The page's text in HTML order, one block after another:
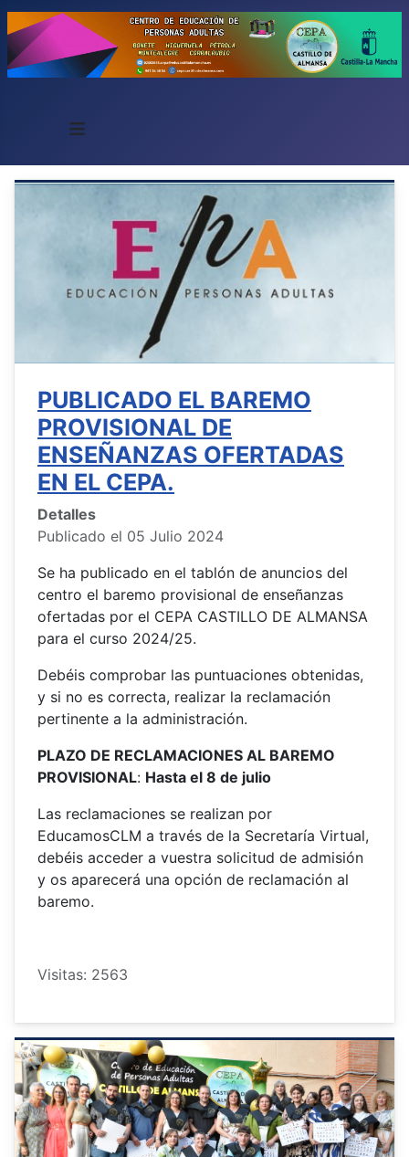
≡
PUBLICADO EL BAREMO
PROVISIONAL DE
ENSEÑANZAS OFERTADAS
EN EL CEPA.
Detalles
Publicado el 05 Julio 2024
Se ha publicado en el tablón de anuncios del
centro el baremo provisional de enseñanzas
ofertadas por el CEPA CASTILLO DE ALMANSA
para el curso 2024/25.
Debéis comprobar las puntuaciones obtenidas,
y si no es correcta, realizar la reclamación
pertinente a la administración.
PLAZO DE RECLAMACIONES AL BAREMO
PROVISIONAL: Hasta el 8 de julio
Las reclamaciones se realizan por
EducamosCLM a través de la Secretaría Virtual,
debéis acceder a vuestra solicitud de admisión
y os aparecerá una opción de reclamación al
baremo.
Visitas: 2563